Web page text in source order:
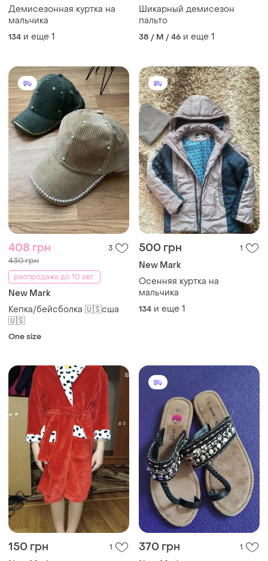
Демисезонная куртка на
мальчика
134 и еще 1
Шикарный демисезон
пальто
38 / M / 46 и еще 1
408 грн 3
430 грн
распродажа до 10 авг.
New Mark
Кепка/бейсболка 🇺🇸сша
🇺🇸
One size
500 грн 1
New Mark
Осенняя куртка на
мальчика
134 и еще 1
150 грн 1 370 грн 1